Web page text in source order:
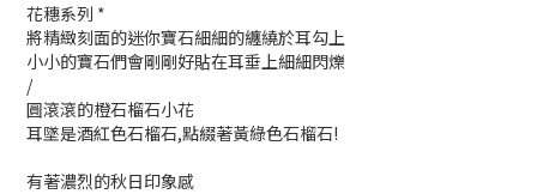
花穗系列 *
將精緻刻面的迷你寶石細細的纏繞於耳勾上
小小的寶石們會剛剛好貼在耳垂上細細閃爍
/
圓滾滾的橙石榴石小花
耳墜是酒紅色石榴石,點綴著黃綠色石榴石!
有著濃烈的秋日印象感